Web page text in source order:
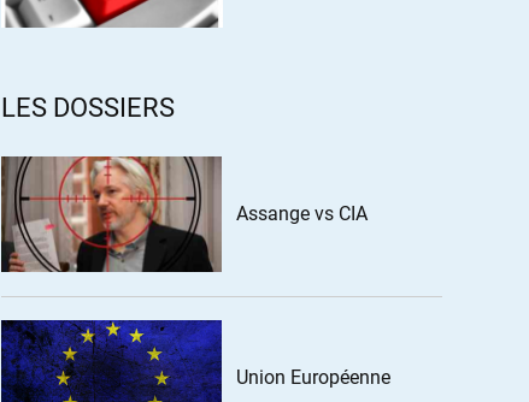
LES DOSSIERS
Assange vs CIA
Union Européenne